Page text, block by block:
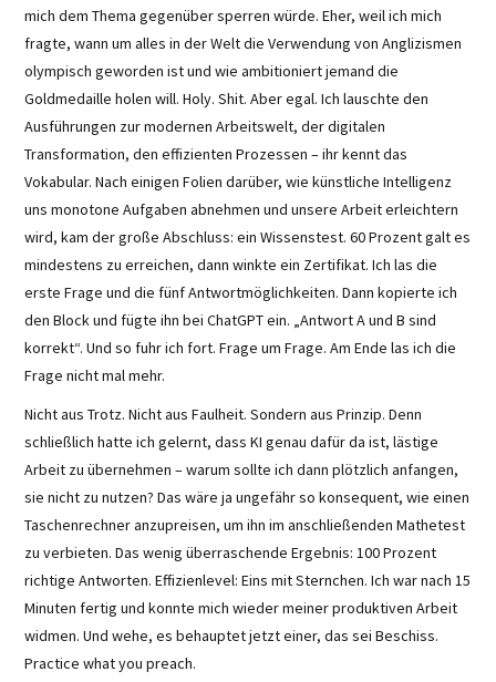
mich dem Thema gegenüber sperren würde. Eher, weil ich mich
fragte, wann um alles in der Welt die Verwendung von Anglizismen
olympisch geworden ist und wie ambitioniert jemand die
Goldmedaille holen will. Holy. Shit. Aber egal. Ich lauschte den
Ausführungen zur modernen Arbeitswelt, der digitalen
Transformation, den effizienten Prozessen – ihr kennt das
Vokabular. Nach einigen Folien darüber, wie künstliche Intelligenz
uns monotone Aufgaben abnehmen und unsere Arbeit erleichtern
wird, kam der große Abschluss: ein Wissenstest. 60 Prozent galt es
mindestens zu erreichen, dann winkte ein Zertifikat. Ich las die
erste Frage und die fünf Antwortmöglichkeiten. Dann kopierte ich
den Block und fügte ihn bei ChatGPT ein. „Antwort A und B sind
korrekt“. Und so fuhr ich fort. Frage um Frage. Am Ende las ich die
Frage nicht mal mehr.
Nicht aus Trotz. Nicht aus Faulheit. Sondern aus Prinzip. Denn
schließlich hatte ich gelernt, dass KI genau dafür da ist, lästige
Arbeit zu übernehmen – warum sollte ich dann plötzlich anfangen,
sie nicht zu nutzen? Das wäre ja ungefähr so konsequent, wie einen
Taschenrechner anzupreisen, um ihn im anschließenden Mathetest
zu verbieten. Das wenig überraschende Ergebnis: 100 Prozent
richtige Antworten. Effizienlevel: Eins mit Sternchen. Ich war nach 15
Minuten fertig und konnte mich wieder meiner produktiven Arbeit
widmen. Und wehe, es behauptet jetzt einer, das sei Beschiss.
Practice what you preach.